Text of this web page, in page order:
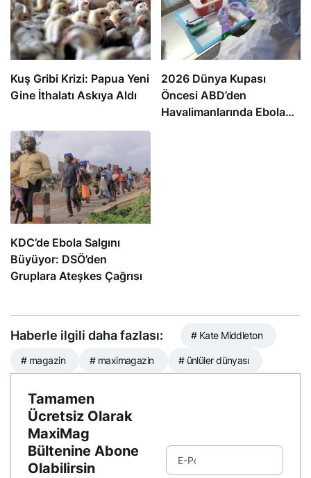
Kuş Gribi Krizi: Papua Yeni
Gine İthalatı Askıya Aldı
2026 Dünya Kupası
Öncesi ABD’den
Havalimanlarında Ebola
KDC’de Ebola Salgını
Büyüyor: DSÖ’den
Gruplara Ateşkes Çağrısı
Haberle ilgili daha fazlası: # Kate Middleton
# magazin # maximagazin # ünlüler dünyası
Tamamen
Ücretsiz Olarak
MaxiMag
Bültenine Abone
Olabilirsin